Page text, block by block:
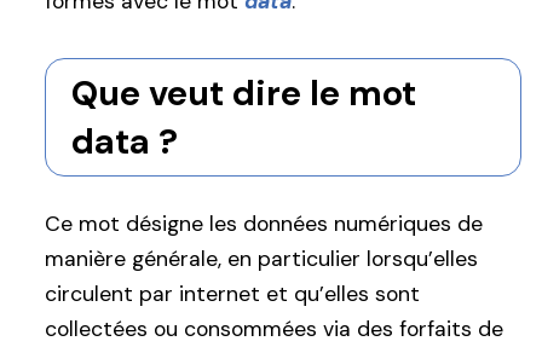
Que veut dire le mot
data ?
Ce mot désigne les données numériques de
manière générale, en particulier lorsqu’elles
circulent par internet et qu’elles sont
collectées ou consommées via des forfaits de